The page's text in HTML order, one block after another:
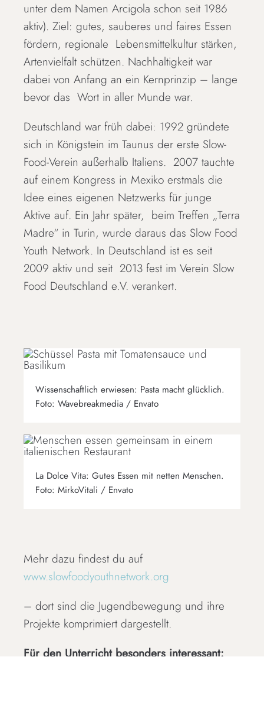
unter dem Namen Arcigola schon seit 1986
aktiv). Ziel: gutes, sauberes und faires Essen
fördern, regionale Lebensmittelkultur stärken,
Artenvielfalt schützen. Nachhaltigkeit war
dabei von Anfang an ein Kernprinzip – lange
bevor das Wort in aller Munde war.
Deutschland war früh dabei: 1992 gründete
sich in Königstein im Taunus der erste Slow-
Food-Verein außerhalb Italiens. 2007 tauchte
auf einem Kongress in Mexiko erstmals die
Idee eines eigenen Netzwerks für junge
Aktive auf. Ein Jahr später, beim Treffen „Terra
Madre“ in Turin, wurde daraus das Slow Food
Youth Network. In Deutschland ist es seit
2009 aktiv und seit 2013 fest im Verein Slow
Food Deutschland e.V. verankert.
Wissenschaftlich erwiesen: Pasta macht glücklich.
Foto: Wavebreakmedia / Envato
La Dolce Vita: Gutes Essen mit netten Menschen.
Foto: MirkoVitali / Envato
Mehr dazu findest du auf
www.slowfoodyouthnetwork.org
– dort sind die Jugendbewegung und ihre
Projekte komprimiert dargestellt.
Für den Unterricht besonders interessant: